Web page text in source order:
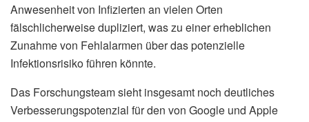
Anwesenheit von Infizierten an vielen Orten
fälschlicherweise dupliziert, was zu einer erheblichen
Zunahme von Fehlalarmen über das potenzielle
Infektionsrisiko führen könnte.
Das Forschungsteam sieht insgesamt noch deutliches
Verbesserungspotenzial für den von Google und Apple